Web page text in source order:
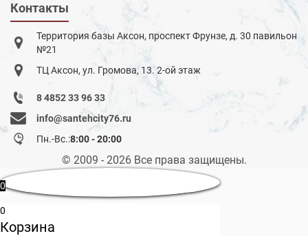
Контакты
Территория базы Аксон, проспект Фрунзе, д. 30 павильон
№21
ТЦ Аксон, ул. Громова, 13. 2-ой этаж
8 4852 33 96 33
info@santehcity76.ru
Пн.-Вс.:8:00 - 20:00
© 2009 - 2026 Все права защищены.
0
0
Корзина